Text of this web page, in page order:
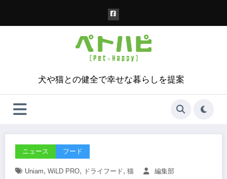
犬や猫との健全で幸せな暮らしを提案
ニュース フード
Uniam, WiLD PRO, ドライフード, 猫 編集部